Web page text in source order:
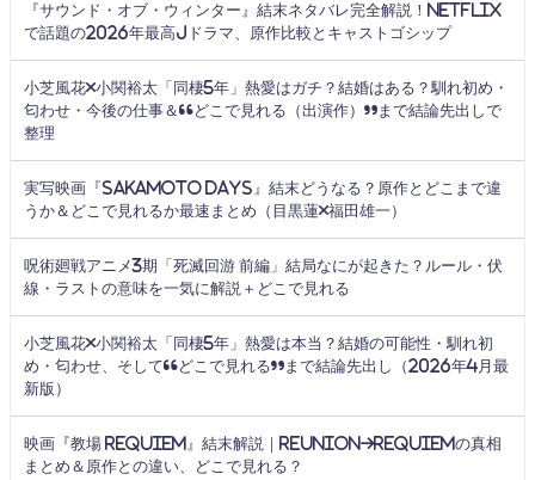
『サウンド・オブ・ウィンター』結末ネタバレ完全解説！Netflix
で話題の2026年最高Jドラマ、原作比較とキャストゴシップ
小芝風花×小関裕太「同棲5年」熱愛はガチ？結婚はある？馴れ初め・
匂わせ・今後の仕事＆“どこで見れる（出演作）”まで結論先出しで
整理
実写映画『SAKAMOTO DAYS』結末どうなる？原作とどこまで違
うか＆どこで見れるか最速まとめ（目黒蓮×福田雄一）
呪術廻戦アニメ3期「死滅回游 前編」結局なにが起きた？ルール・伏
線・ラストの意味を一気に解説＋どこで見れる
小芝風花×小関裕太「同棲5年」熱愛は本当？結婚の可能性・馴れ初
め・匂わせ、そして“どこで見れる”まで結論先出し（2026年4月最
新版）
映画『教場 Requiem』結末解説｜Reunion→Requiemの真相
まとめ＆原作との違い、どこで見れる？